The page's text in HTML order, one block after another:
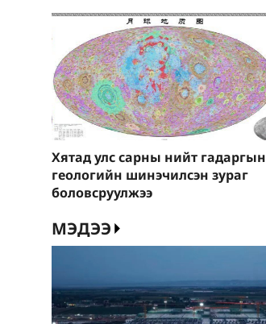
Хятад улс сарны нийт гадаргын
геологийн шинэчилсэн зураг
боловсруулжээ
МЭДЭЭ